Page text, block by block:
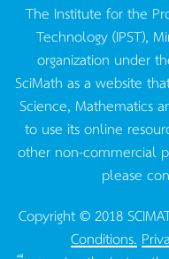
The Institute for the
Technology (IPST),
organization under
SciMath as a website
Science, Mathematics
to use its online
other non-commercial
please
Copyright © 2018
Conditions.